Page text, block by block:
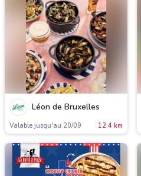
Léon de Bruxelles
Valable jusqu'au 20/09 12.4 km